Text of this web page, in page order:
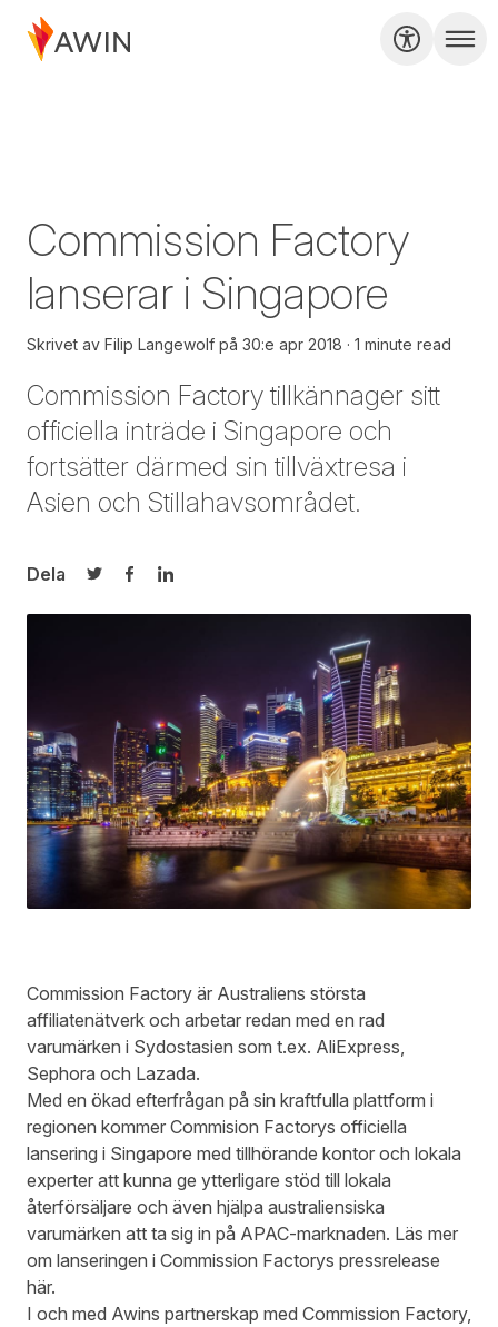
Commission Factory
lanserar i Singapore
Skrivet av Filip Langewolf på 30:e apr 2018 1 minute read
Commission Factory tillkännager sitt
officiella inträde i Singapore och
fortsätter därmed sin tillväxtresa i
Asien och Stillahavsområdet.
Dela
Dela på Twitter
Dela på Facebook
Dela på LinkedIn
Commission Factory är Australiens största
affiliatenätverk och arbetar redan med en rad
varumärken i Sydostasien som t.ex. AliExpress,
Sephora och Lazada.
Med en ökad efterfrågan på sin kraftfulla plattform i
regionen kommer Commision Factorys officiella
lansering i Singapore med tillhörande kontor och lokala
experter att kunna ge ytterligare stöd till lokala
återförsäljare och även hjälpa australiensiska
varumärken att ta sig in på APAC-marknaden. Läs mer
om lanseringen i Commission Factorys pressrelease
här.
I och med Awins partnerskap med Commission Factory,